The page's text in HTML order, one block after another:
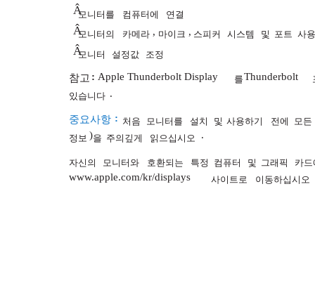
Â모니터를 컴퓨터에 연결
Â모니터의 카메라 , 마이크 , 스피커 시스템 및 포트 사용
Â모니터 설정값 조정
참고 : Apple Thunderbolt Display 를Thunderbolt
있습니다 .
중요사항 : 처음 모니터를 설치 및 사용하기 전에
모든
정보 )을 주의깊게 읽으십시오 .
자신의 모니터와 호환되는 특정 컴퓨터 및 그래픽 카드
www.apple.com/kr/displays 사이트로 이동하십시오